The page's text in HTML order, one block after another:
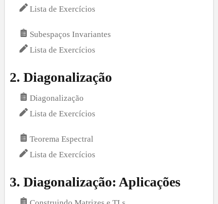
Lista de Exercícios
Subespaços Invariantes
Lista de Exercícios
2. Diagonalização
Diagonalização
Lista de Exercícios
Teorema Espectral
Lista de Exercícios
3. Diagonalização: Aplicações